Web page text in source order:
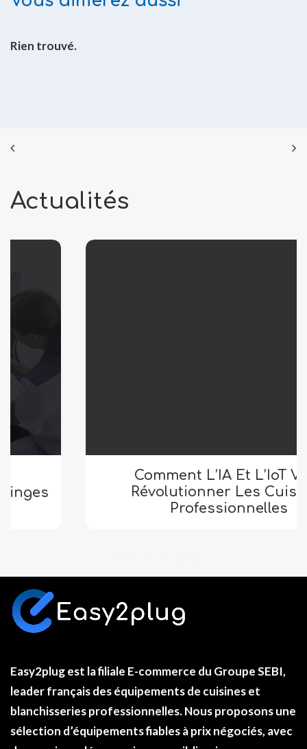
Rien trouvé.
Actualités
Comment L’IA Et L’IoT Vont
Révolutionner Les Cuisines
Professionnelles
Easy2plugest la filiale E-commerce du Groupe SEBI,
leader français des équipements de cuisines et
blanchisseries professionnelles. Nous proposons une
sélection d’équipements fiables àprix négociés, avec